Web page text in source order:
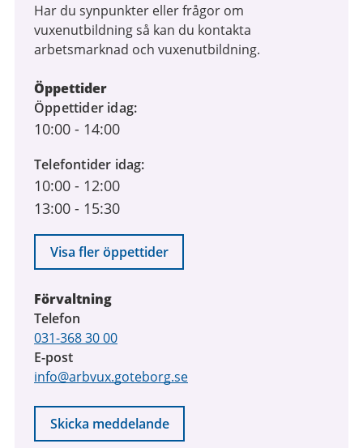
Har du synpunkter eller frågor om
vuxenutbildning så kan du kontakta
arbetsmarknad och vuxenutbildning.
Öppettider
Öppettider idag
10:00 - 14:00
Telefontider idag
10:00 - 12:00
13:00 - 15:30
Visa fler öppettider
Förvaltning
Telefon
031-368 30 00
E-post
info@arbvux.goteborg.se
Skicka meddelande